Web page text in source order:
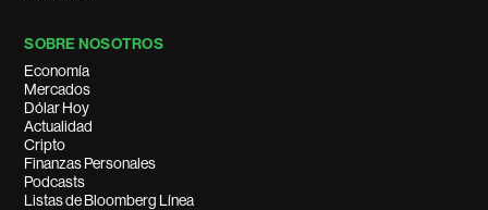
SOBRE NOSOTROS
Economía
Mercados
Dólar Hoy
Actualidad
Cripto
Finanzas Personales
Podcasts
Listas de Bloomberg Línea